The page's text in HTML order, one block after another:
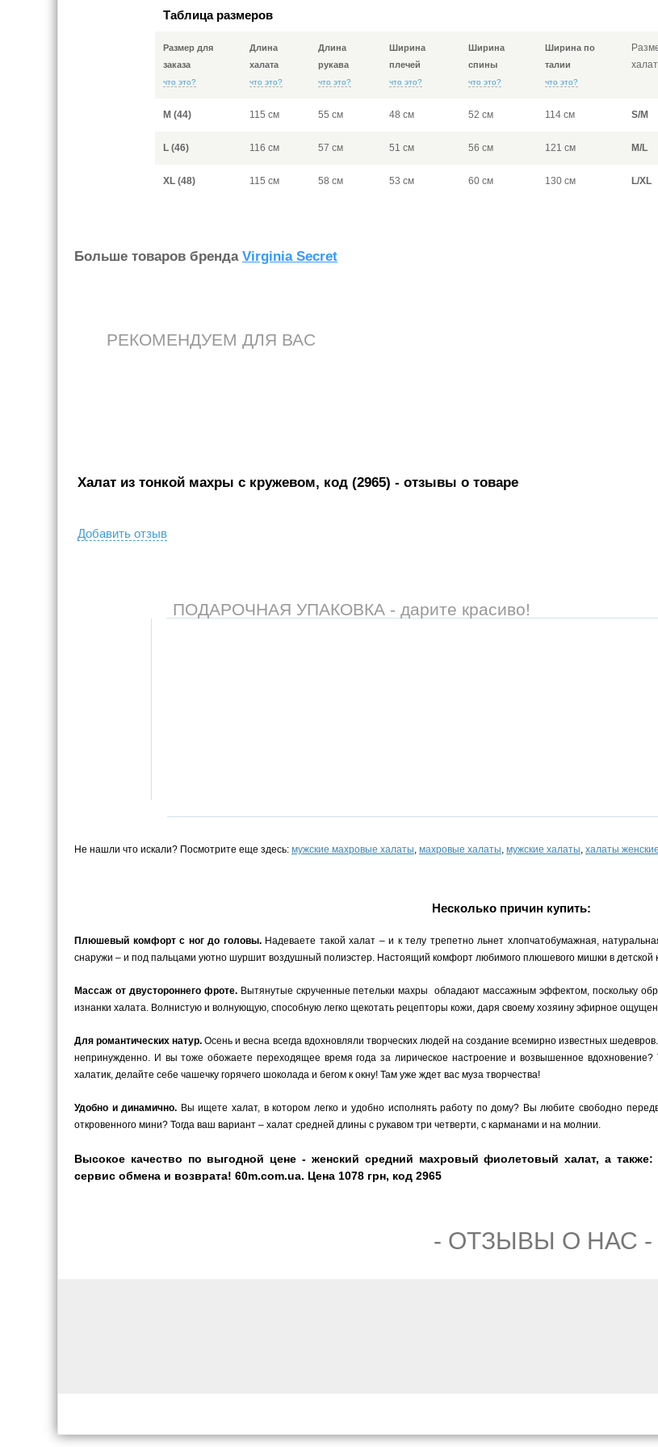
Таблица размеров
Размер для
заказа
что это?
Длина
халата
что это?
Длина
рукава
что это?
Ширина
плечей
что это?
Ширина
спины
что это?
Ширина по
талии
что это?
M (44) 115 см 55 см 48 см 52 см 114 см S/M
L (46) 116 см 57 см 51 см 56 см 121 см M/L
XL (48) 115 см 58 см 53 см 60 см 130 см L/XL
Больше товаров бренда Virginia Secret
РЕКОМЕНДУЕМ ДЛЯ ВАС
Халат из тонкой махры с кружевом, код (2965) - отзывы о товаре
Добавить отзыв
ПОДАРОЧНАЯ УПАКОВКА - дарите красиво!
Не нашли что искали? Посмотрите еще здесь: мужские махровые халаты, махровые халаты, мужские халаты, халаты
Несколько причин купить:
Плюшевый комфорт с ног до головы.Надеваете такой халат – и к телу трепетно льнет хлопчатобумажная,
снаружи – и под пальцами уютно шуршит воздушный полиэстер. Настоящий комфорт любимого плюшевого мишки в детской
Массаж от двустороннего фроте.Вытянутые скрученные петельки махры обладают массажным эффектом, поскольку
изнанки халата. Волнистую и волнующую, способную легко щекотать рецепторы кожи, даря своему хозяину эфирное
Для романтических натур. Осень и весна всегда вдохновляли творческих людей на создание всемирно известных
непринужденно. И вы тоже обожаете переходящее время года за лирическое настроение и возвышенное
халатик, делайте себе чашечку горячего шоколада и бегом к окну! Там уже ждет вас муза творчества!
Удобно и динамично. Вы ищете халат, в котором легко и удобно исполнять работу по дому? Вы любите свободно
откровенного мини? Тогда ваш вариант – халат средней длины с рукавом три четверти, с карманами и на молнии.
Высокое качество по выгодной цене - женский средний махровый фиолетовый халат, а также:
сервис обмена и возврата! 60m.com.ua. Цена 1078 грн, код 2965
- ОТЗЫВЫ О НАС -